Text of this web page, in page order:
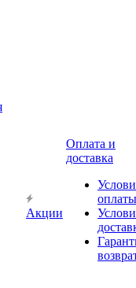
Акции
Оплата и
доставка
оплаты